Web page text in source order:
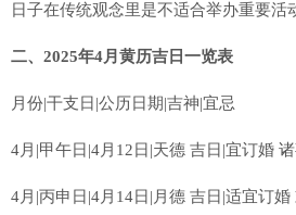
日子在传统观念里是不适合举办重要活
二、2025年4月黄历吉日一览表
月份|干支日|公历日期|吉神|宜忌
4月|甲午日|4月12日|天德 吉日|宜订婚
4月|丙申日|4月14日|月德 吉日|适宜订婚